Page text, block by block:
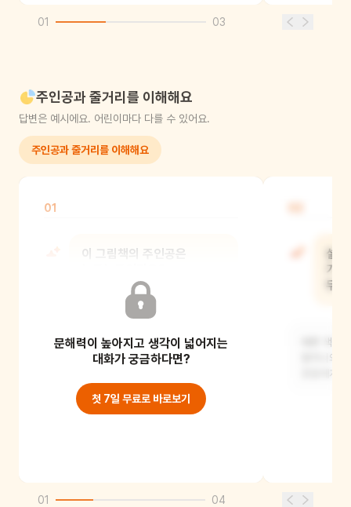
01 03
주인공과 줄거리를 이해해요
답변은 예시에요. 어린이마다 다를 수 있어요.
주인공과 줄거리를 이해해요
01
이 그림책의 주인공은
사는 강아지와 고양이도 친구로 나와요.
문해력이 높아지고 생각이 넓어지는
대화가 궁금하다면?
첫 7일 무료로 바로보기
설
가
무
예쁜 색을
할머니의
꽃들에게
01 04